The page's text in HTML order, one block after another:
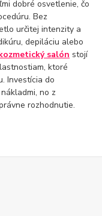
dobré osvetlenie, čo
Bez
určitej intenzity a
depiláciu alebo
salón stojí
ktoré
Investícia do
no z
rozhodnutie.